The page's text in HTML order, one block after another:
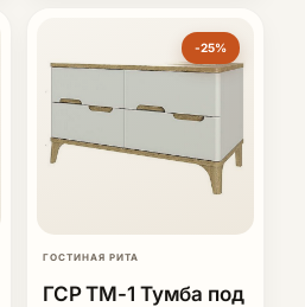
-25%
ГОСТИНАЯ РИТА
ГСР ТМ-1 Тумба под